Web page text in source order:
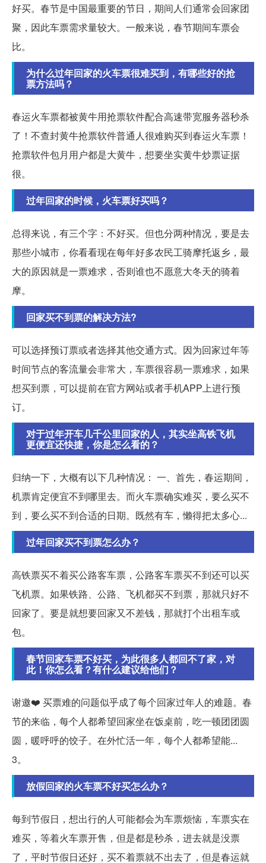
好买。春节是中国最重要的节日，期间人们通常会回家团
聚，因此车票需求量较大。一般来说，春节期间车票会
比。
为什么过年回家的火车票很难买到，有哪些好的抢
票方法吗？
春运火车票都被黄牛用抢票软件配合高速带宽服务器秒杀
了！不查封黄牛抢票软件普通人很难购买到春运火车票！
抢票软件包月用户都是大黄牛，想要坐实黄牛炒票证据
很。
过年回家的时候，火车票好买吗？
总得来说，有三个字：不好买。但也分两种情况，要是去
那些小城市，你看看现在每年好多农民工骑摩托返乡，最
大的原因就是一票难求，否则谁也不愿意大冬天的骑着
摩。
回家买不到票的解决方法?
可以选择预订票或者选择其他交通方式。因为回家过年等
时间节点的客流量会非常大，车票很容易一票难求，如果
想买到票，可以提前在官方网站或者手机APP上进行预
订。
对于过年开车几千公里回家的人，其实坐高铁飞机
更便宜还快捷，你是怎么看的？
归纳一下，大概有以下几种情况： 一、首先，春运期间，
机票肯定便宜不到哪里去。而火车票确实难买，要么买不
到，要么买不到合适的日期。既然有车，懒得把太多心...
过年回家买不到票怎么办？
高铁票买不着买公路客车票，公路客车票买不到还可以买
飞机票。如果铁路、公路、飞机都买不到票，那就只好不
回家了。要是就想要回家又不差钱，那就打个出租车或
包。
春节回家车票不好买，为此很多人都回不了家，对
此！你怎么看？有什么建议给他们？
谢邀❤️ 买票难的问题似乎成了每个回家过年人的难题。春
节的来临，每个人都希望回家坐在饭桌前，吃一顿团团圆
圆，暖呼呼的饺子。在外忙活一年，每个人都希望能...
3。
放假回家的火车票不好买怎么办？
每到节假日，想出行的人可能都会为车票烦恼，车票实在
难买，等着火车票开售，但是都是秒杀，进去就是没票
了，平时节假日还好，买不着票就不出去了，但是春运就